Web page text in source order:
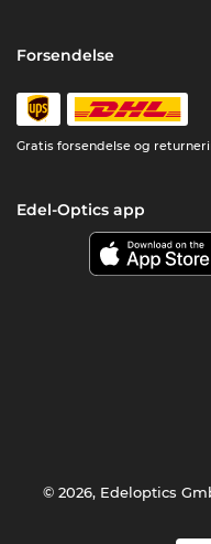
Forsendelse
Gratis forsendelse og
Edel-Optics app
© 2026, Edeloptics